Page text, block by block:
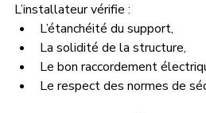
L’installateur vérifie :
L’étanchéité du support,
La solidité de la structure,
Le bon raccordement
Le respect des normes de